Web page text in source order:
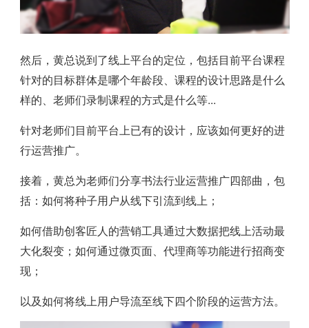
然后，黄总说到了线上平台的定位，包括目前平台课程
针对的目标群体是哪个年龄段、课程的设计思路是什么
样的、老师们录制课程的方式是什么等...
针对老师们目前平台上已有的设计，应该如何更好的进
行运营推广。
接着，黄总为老师们分享书法行业运营推广四部曲，包
括：如何将种子用户从线下引流到线上；
如何借助创客匠人的营销工具通过大数据把线上活动最
大化裂变；如何通过微页面、代理商等功能进行招商变
现；
以及如何将线上用户导流至线下四个阶段的运营方法。